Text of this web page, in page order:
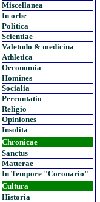
Miscellanea
In orbe
Politica
Scientiae
Valetudo & medicina
Athletica
Oeconomia
Homines
Socialia
Percontatio
Religio
Opiniones
Insolita
Chronicae
Sanctus
Matterae
In Tempore "Coronario"
Cultura
Historia